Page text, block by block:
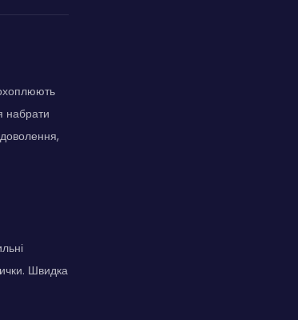
набрати
Швидка